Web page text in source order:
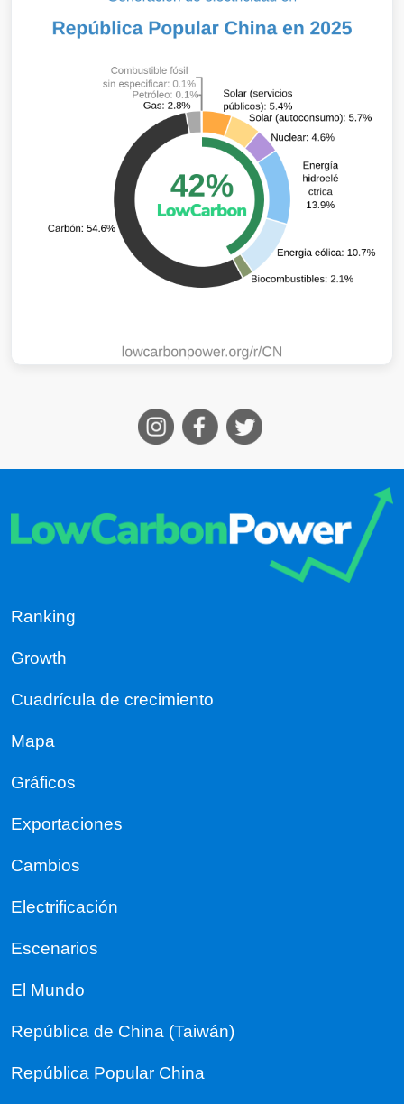
Ranking
Growth
Cuadrícula de crecimiento
Mapa
Gráficos
Exportaciones
Cambios
Electrificación
Escenarios
El Mundo
República de China (Taiwán)
República Popular China